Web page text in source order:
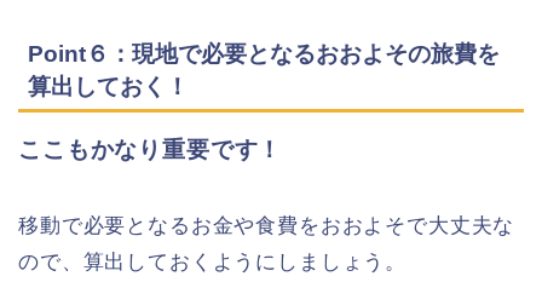
Point６：現地で必要となるおおよその旅費を
算出しておく！
ここもかなり重要です！
移動で必要となるお金や食費をおおよそで大丈夫な
ので、算出しておくようにしましょう。